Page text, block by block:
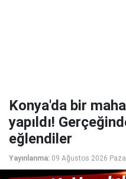
Konya'da bir
yapıldı!
eğlendiler
Yayınlanma: 09 Ağustos 2026